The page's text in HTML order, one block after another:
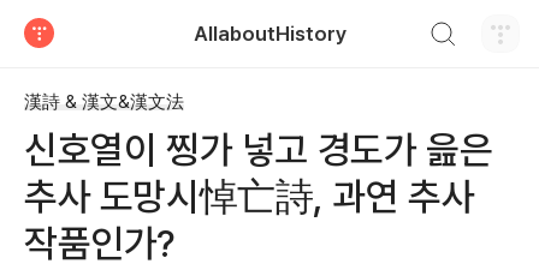
AllaboutHistory
漢詩 & 漢文&漢文法
신호열이 찡가 넣고 경도가 읊은
추사 도망시悼亡詩, 과연 추사
작품인가?